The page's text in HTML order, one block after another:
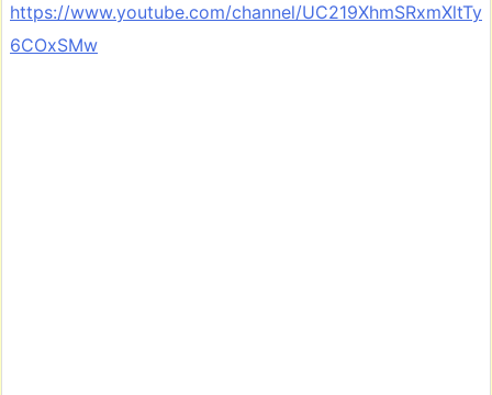
https://www.youtube.com/channel/UC219XhmSRxmXltTy
6COxSMw